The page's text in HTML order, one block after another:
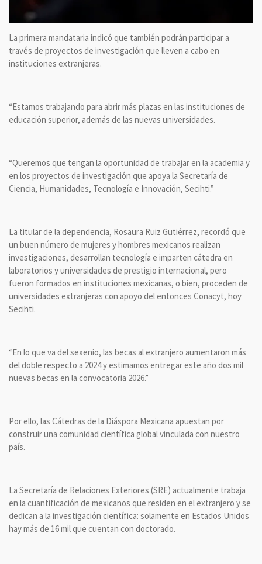
La primera mandataria indicó que también podrán participar a
través de proyectos de investigación que lleven a cabo en
instituciones extranjeras.
“Estamos trabajando para abrir más plazas en las instituciones de
educación superior, además de las nuevas universidades.
“Queremos que tengan la oportunidad de trabajar en la academia y
en los proyectos de investigación que apoya la Secretaría de
Ciencia, Humanidades, Tecnología e Innovación, Secihti.”
La titular de la dependencia, Rosaura Ruiz Gutiérrez, recordó que
un buen número de mujeres y hombres mexicanos realizan
investigaciones, desarrollan tecnología e imparten cátedra en
laboratorios y universidades de prestigio internacional, pero
fueron formados en instituciones mexicanas, o bien, proceden de
universidades extranjeras con apoyo del entonces Conacyt, hoy
Secihti.
“En lo que va del sexenio, las becas al extranjero aumentaron más
del doble respecto a 2024 y estimamos entregar este año dos mil
nuevas becas en la convocatoria 2026.”
Por ello, las Cátedras de la Diáspora Mexicana apuestan por
construir una comunidad científica global vinculada con nuestro
país.
La Secretaría de Relaciones Exteriores (SRE) actualmente trabaja
en la cuantificación de mexicanos que residen en el extranjero y se
dedican a la investigación científica: solamente en Estados Unidos
hay más de 16 mil que cuentan con doctorado.